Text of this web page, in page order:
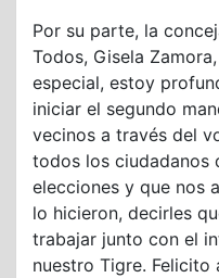
Por su parte, la
Todos, Gisela
especial, estoy
iniciar el segundo
vecinos a través del
todos los ciudadanos
elecciones y que nos
lo hicieron, decirles
trabajar junto con el
nuestro Tigre.